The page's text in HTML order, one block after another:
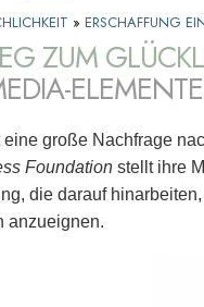
» ERSCHAFFUNG
ZUM
ELEMENTE
eine große Nachfrage
Foundation stellt ihre
die darauf
anzueignen.